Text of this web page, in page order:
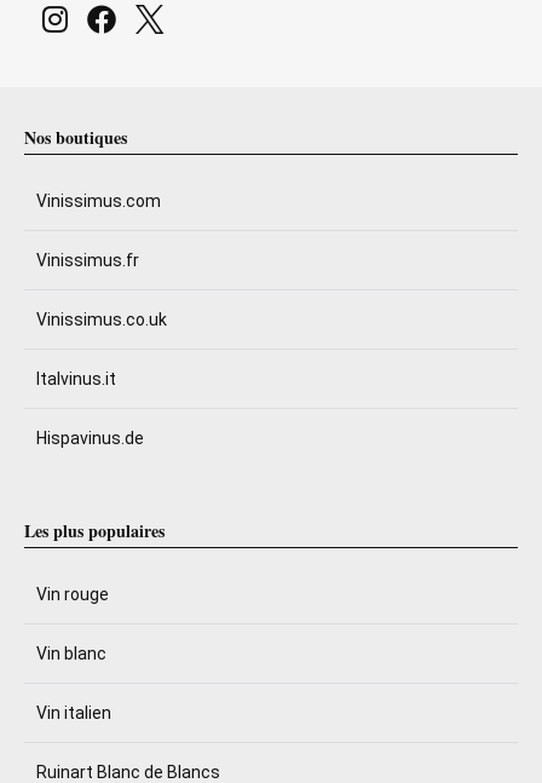
Nos boutiques
Vinissimus.com
Vinissimus.fr
Vinissimus.co.uk
Italvinus.it
Hispavinus.de
Les plus populaires
Vin rouge
Vin blanc
Vin italien
Ruinart Blanc de Blancs